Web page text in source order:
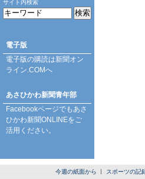
サイト内検索
電子版
電子版の購読は新聞オン
ライン.COMへ
あさひかわ新聞青年部
Facebookページでもあさ
ひかわ新聞ONLINEをご
活用ください。
今週の紙面から スポーツの記